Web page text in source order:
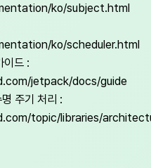
ko/subject.html
ko/scheduler.html
이드 :
jetpack/docs/guide
주기 처리 :
topic/libraries/